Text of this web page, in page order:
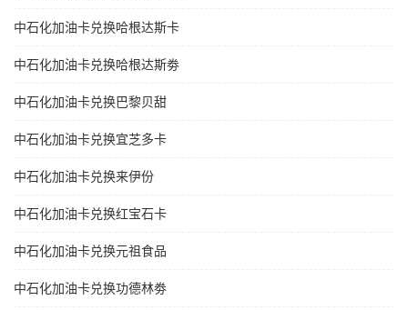
中石化加油卡兑换哈根达斯卡
中石化加油卡兑换哈根达斯劵
中石化加油卡兑换巴黎贝甜
中石化加油卡兑换宜芝多卡
中石化加油卡兑换来伊份
中石化加油卡兑换红宝石卡
中石化加油卡兑换元祖食品
中石化加油卡兑换功德林劵